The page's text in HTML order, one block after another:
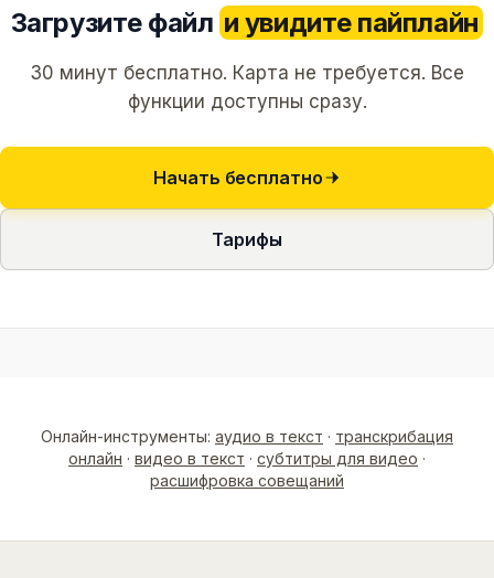
Загрузите файли увидите пайплайн
30 минут бесплатно. Карта не требуется. Все
функции доступны сразу.
Начать бесплатно
Тарифы
Онлайн-инструменты: аудио в текст · транскрибация
онлайн · видео в текст · субтитры для видео ·
расшифровка совещаний